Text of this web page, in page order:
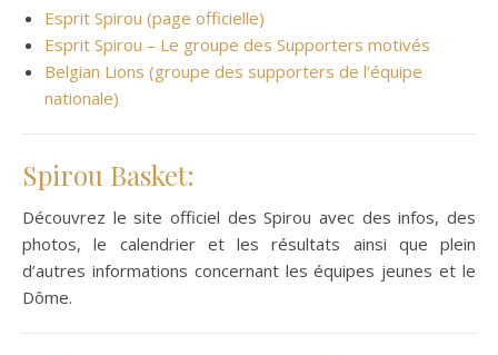
Esprit Spirou (page officielle)
Esprit Spirou – Le groupe des Supporters motivés
Belgian Lions (groupe des supporters de l’équipe
nationale)
Spirou Basket:
Découvrez le site officiel des Spirou avec des infos, des
photos, le calendrier et les résultats ainsi que plein
d’autres informations concernant les équipes jeunes et le
Dôme.